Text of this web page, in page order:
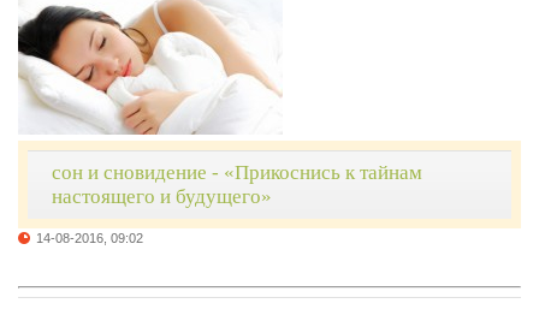
сон и сновидение - «Прикоснись к тайнам
настоящего и будущего»
14-08-2016, 09:02